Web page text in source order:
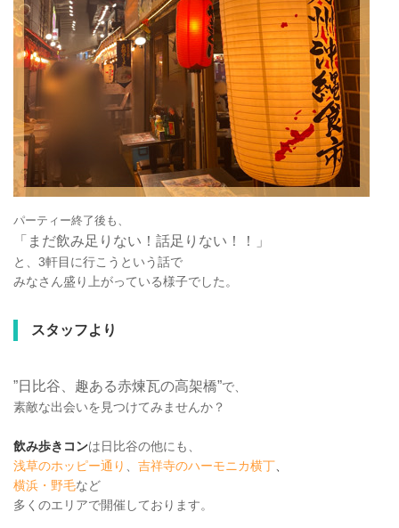
パーティー終了後も、
「まだ飲み足りない！話足りない！！」
と、3軒目に行こうという話で
みなさん盛り上がっている様子でした。
スタッフより
”日比谷、趣ある赤煉瓦の高架橋”で、
素敵な出会いを見つけてみませんか？
飲み歩きコンは日比谷の他にも、
浅草のホッピー通り
吉祥寺のハーモニカ横丁
横浜・野毛など
多くのエリアで開催しております。